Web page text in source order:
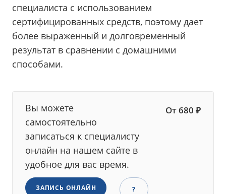
специалиста с использованием
сертифицированных средств, поэтому дает
более выраженный и долговременный
результат в сравнении с домашними
способами.
Вы можете
самостоятельно
записаться к специалисту
онлайн на нашем сайте в
удобное для вас время.
От 680 ₽
ЗАПИСЬ ОНЛАЙН ?